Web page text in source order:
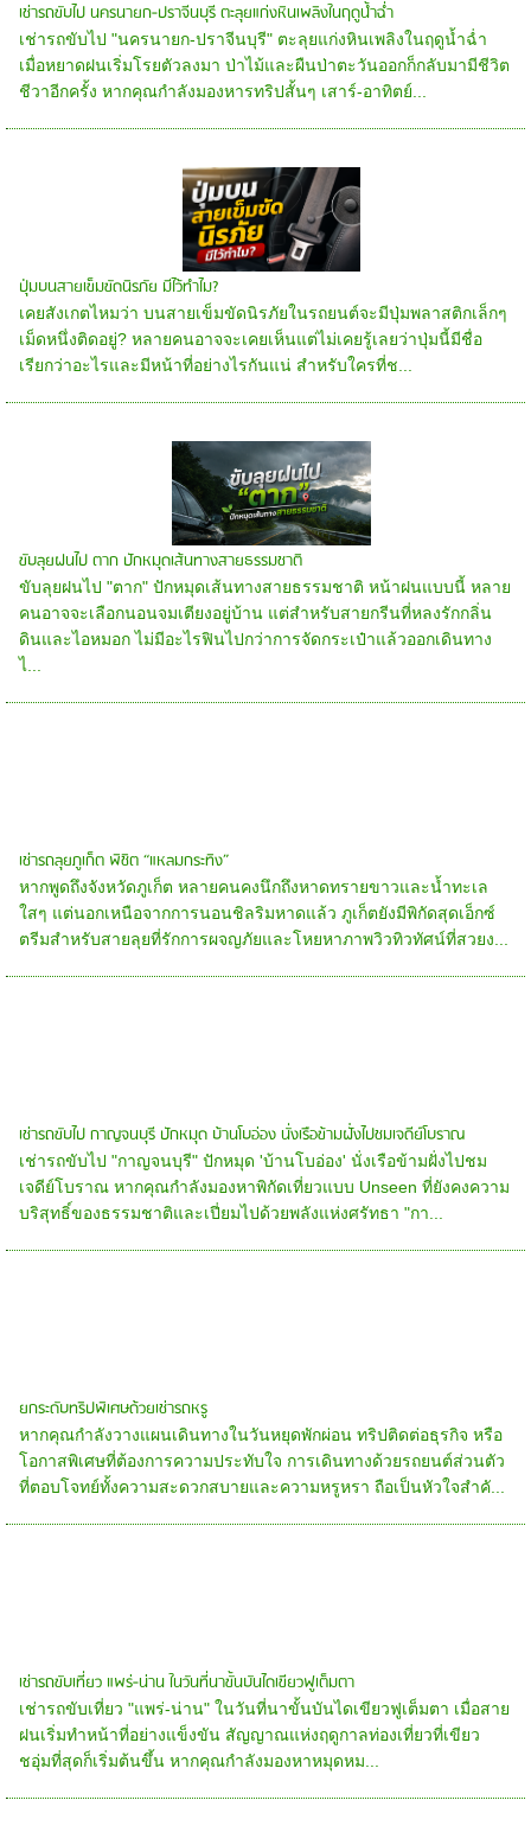
เช่ารถขับไป นครนายก-ปราจีนบุรี ตะลุยแก่งหินเพลิงในฤดูน้ำฉ่ำ
เช่ารถขับไป "นครนายก-ปราจีนบุรี" ตะลุยแก่งหินเพลิงในฤดูน้ำฉ่ำ
เมื่อหยาดฝนเริ่มโรยตัวลงมา ป่าไม้และผืนป่าตะวันออกก็กลับมามีชีวิต
ชีวาอีกครั้ง หากคุณกำลังมองหารทริปสั้นๆ เสาร์-อาทิตย์...
ปุ่มบนสายเข็มขัดนิรภัย มีไว้ทำไม?
เคยสังเกตไหมว่า บนสายเข็มขัดนิรภัยในรถยนต์จะมีปุ่มพลาสติกเล็กๆ
เม็ดหนึ่งติดอยู่? หลายคนอาจจะเคยเห็นแต่ไม่เคยรู้เลยว่าปุ่มนี้มีชื่อ
เรียกว่าอะไรและมีหน้าที่อย่างไรกันแน่ สำหรับใครที่ช...
ขับลุยฝนไป ตาก ปักหมุดเส้นทางสายธรรมชาติ
ขับลุยฝนไป "ตาก" ปักหมุดเส้นทางสายธรรมชาติ หน้าฝนแบบนี้ หลาย
คนอาจจะเลือกนอนจมเตียงอยู่บ้าน แต่สำหรับสายกรีนที่หลงรักกลิ่น
ดินและไอหมอก ไม่มีอะไรฟินไปกว่าการจัดกระเป๋าแล้วออกเดินทาง
ไ...
เช่ารถลุยภูเก็ต พิชิต “แหลมกระทิง”
หากพูดถึงจังหวัดภูเก็ต หลายคนคงนึกถึงหาดทรายขาวและน้ำทะเล
ใสๆ แต่นอกเหนือจากการนอนชิลริมหาดแล้ว ภูเก็ตยังมีพิกัดสุดเอ็กซ์
ตรีมสำหรับสายลุยที่รักการผจญภัยและโหยหาภาพวิวทิวทัศน์ที่สวยง...
เช่ารถขับไป กาญจนบุรี ปักหมุด บ้านโบอ่อง นั่งเรือข้ามฝั่งไปชมเจดีย์โบราณ
เช่ารถขับไป "กาญจนบุรี" ปักหมุด 'บ้านโบอ่อง' นั่งเรือข้ามฝั่งไปชม
เจดีย์โบราณ หากคุณกำลังมองหาพิกัดเที่ยวแบบ Unseen ที่ยังคงความ
บริสุทธิ์ของธรรมชาติและเปี่ยมไปด้วยพลังแห่งศรัทธา "กา...
ยกระดับทริปพิเศษด้วยเช่ารถหรู
หากคุณกำลังวางแผนเดินทางในวันหยุดพักผ่อน ทริปติดต่อธุรกิจ หรือ
โอกาสพิเศษที่ต้องการความประทับใจ การเดินทางด้วยรถยนต์ส่วนตัว
ที่ตอบโจทย์ทั้งความสะดวกสบายและความหรูหรา ถือเป็นหัวใจสำคั...
เช่ารถขับเที่ยว แพร่-น่าน ในวันที่นาขั้นบันไดเขียวฟูเต็มตา
เช่ารถขับเที่ยว "แพร่-น่าน" ในวันที่นาขั้นบันไดเขียวฟูเต็มตา เมื่อสาย
ฝนเริ่มทำหน้าที่อย่างแข็งขัน สัญญาณแห่งฤดูกาลท่องเที่ยวที่เขียว
ชอุ่มที่สุดก็เริ่มต้นขึ้น หากคุณกำลังมองหาหมุดหม...